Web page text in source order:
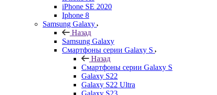
iPhone SE 2020
Iphone 8
Samsung Galaxy
Назад
Samsung Galaxy
Смартфоны серии Galaxy S
Назад
Смартфоны серии Galaxy S
Galaxy S22
Galaxy S22 Ultra
Galaxy S23